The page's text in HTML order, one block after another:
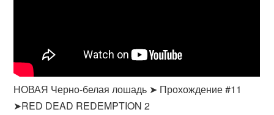
НОВАЯ Черно-белая лошадь ➤ Прохождение #11
➤RED DEAD REDEMPTION 2